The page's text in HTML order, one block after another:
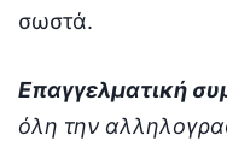
σωστά.
Επαγγελματική
όλη την